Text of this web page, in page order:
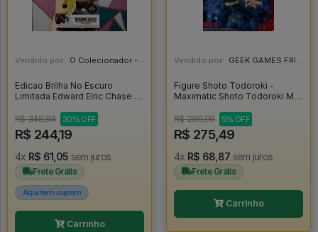
Vendido por: O Colecionador - SP
Edicao Brilha No Escuro
Limitada Edward Elric Chase -
R$ 348,84
30% OFF
R$ 244,19
4x R$ 61,05 sem juros
Frete Grátis
Aqui tem cupom
Carrinho
Vendido por: GEEK GAMES FRIEND - RJ
Figure Shoto Todoroki -
Maximatic Shoto Todoroki My
Academia
R$ 289,99 5% OFF
R$ 275,49
4x R$ 68,87 sem juros
Frete Grátis
Carrinho